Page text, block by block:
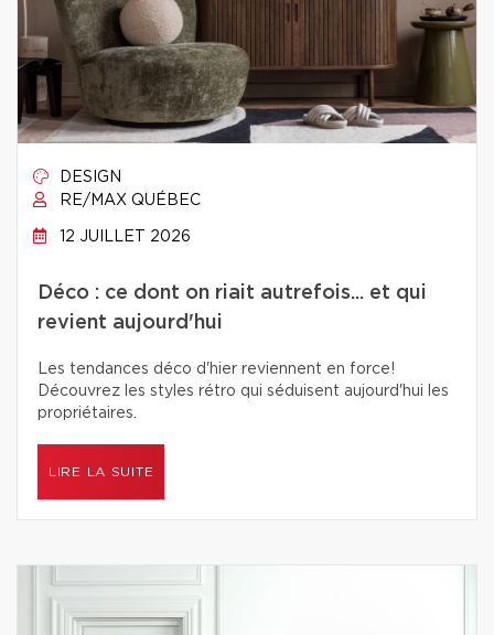
DESIGN
RE/MAX QUÉBEC
12 JUILLET 2026
Déco : ce dont on riait autrefois... et qui
revient aujourd'hui
Les tendances déco d'hier reviennent en force!
Découvrez les styles rétro qui séduisent aujourd'hui les
propriétaires.
LIRE LA SUITE